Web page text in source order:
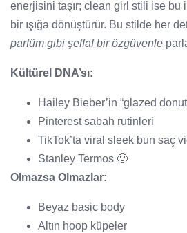
enerjisini taşır; clean girl stili ise bu
bir ışığa dönüştürür. Bu stilde her
parfüm gibi şeffaf bir özgüvenle
Kültürel DNA’sı:
Hailey Bieber’in “glazed
Pinterest sabah rutinleri
TikTok’ta viral sleek bun saç
Stanley Termos 🙂
Olmazsa Olmazlar:
Beyaz basic body
Altın hoop küpeler